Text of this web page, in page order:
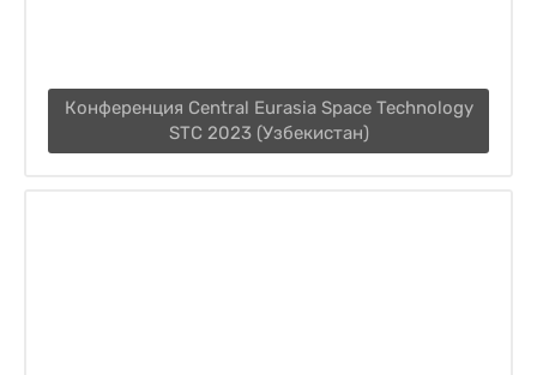
Конференция Central Eurasia Space Technology
STC 2023 (Узбекистан)